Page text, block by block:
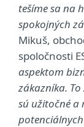
tešíme sa na
spokojných
Mikuš,
spoločnosti
aspektom
zákazníka.
sú užitočné a